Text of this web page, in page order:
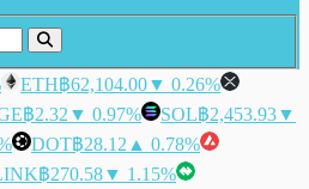
ETH฿62,104.00▼ 0.26%
฿2.32 ▼ 0.97% SOL฿2,453.93▼
DOT฿28.12 ▲ 0.78%
฿270.58▼ 1.15%